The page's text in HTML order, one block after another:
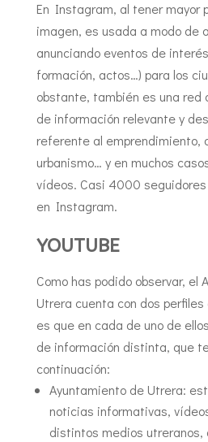
En Instagram, al tener mayor
imagen, es usada a modo de
anunciando eventos de
formación, actos…) para los
obstante, también es una red
de información relevante y
referente al emprendimiento,
urbanismo… y en muchos
vídeos. Casi 4000
en Instagram.
YOUTUBE
Como has podido observar, el
Utrera cuenta con dos
es que en cada de uno de
de información distinta, que
continuación:
Ayuntamiento de Utrera:
noticias informativas,
distintos medios utreranos,